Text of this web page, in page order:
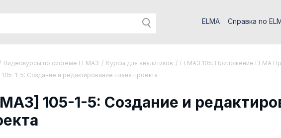
ELMA Справка по
/ Видеокурсы по системе ELMA3 / Курсы для аналитиков / ELMA3 105: Приложение ELMA
105-1-5: Создание и редактирование плана проекта
105-1-5: Создание и